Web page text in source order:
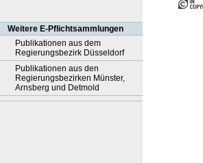
Weitere E-Pflichtsammlungen
Publikationen aus dem
Regierungsbezirk Düsseldorf
Publikationen aus den
Regierungsbezirken Münster,
Arnsberg und Detmold